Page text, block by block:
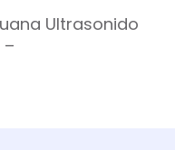
Ultrasonido